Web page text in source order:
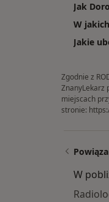
Jak
W
Jakie
Zgodnie z
ZnanyLekarz
miejscach
stronie:
W